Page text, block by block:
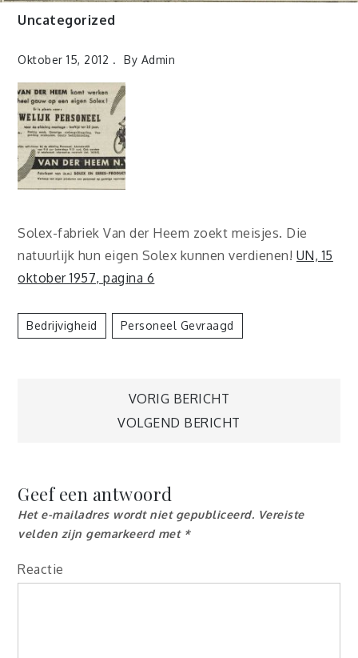
Uncategorized
Oktober 15, 2012 By Admin
Solex-fabriek Van der Heem zoekt meisjes. Die
natuurlijk hun eigen Solex kunnen verdienen! UN, 15
oktober 1957, pagina 6
Bedrijvigheid Personeel Gevraagd
Berichtnavigatie
VORIG BERICHT
VOLGEND BERICHT
Geef een antwoord
Het e-mailadres wordt niet gepubliceerd. Vereiste
velden zijn gemarkeerd met *
Reactie